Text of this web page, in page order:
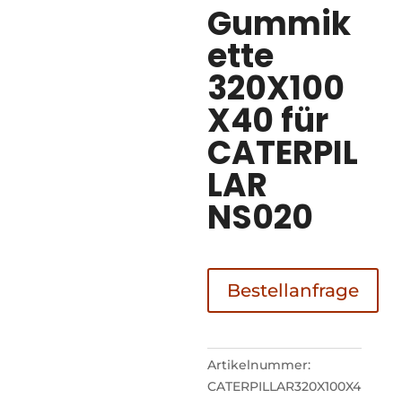
Gummik
ette
320X100
X40 für
CATERPIL
LAR
NS020
Bestellanfrage
Artikelnummer:
CATERPILLAR320X100X4